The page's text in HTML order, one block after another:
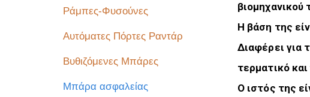
Ράμπες-Φυσούνες
Αυτόματες Πόρτες Ραντάρ
Βυθιζόμενες Μπάρες
Μπάρα ασφαλείας
Η βάση της
Διαφέρει για
τερματικό
Ο ιστός της